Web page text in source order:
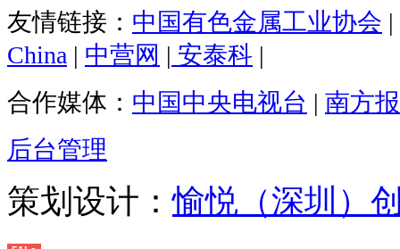
友情链接： 中国有色金属工业协会 |
China | 中营网 | 安泰科 |
合作媒体： 中国中央电视台 | 南方
后台管理
策划设计：愉悦（深圳）